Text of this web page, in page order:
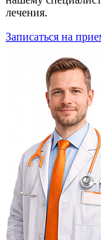
лечения.
Записаться на